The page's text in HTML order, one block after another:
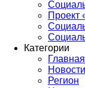
Проект
Категории
Главная
Новости
Регион